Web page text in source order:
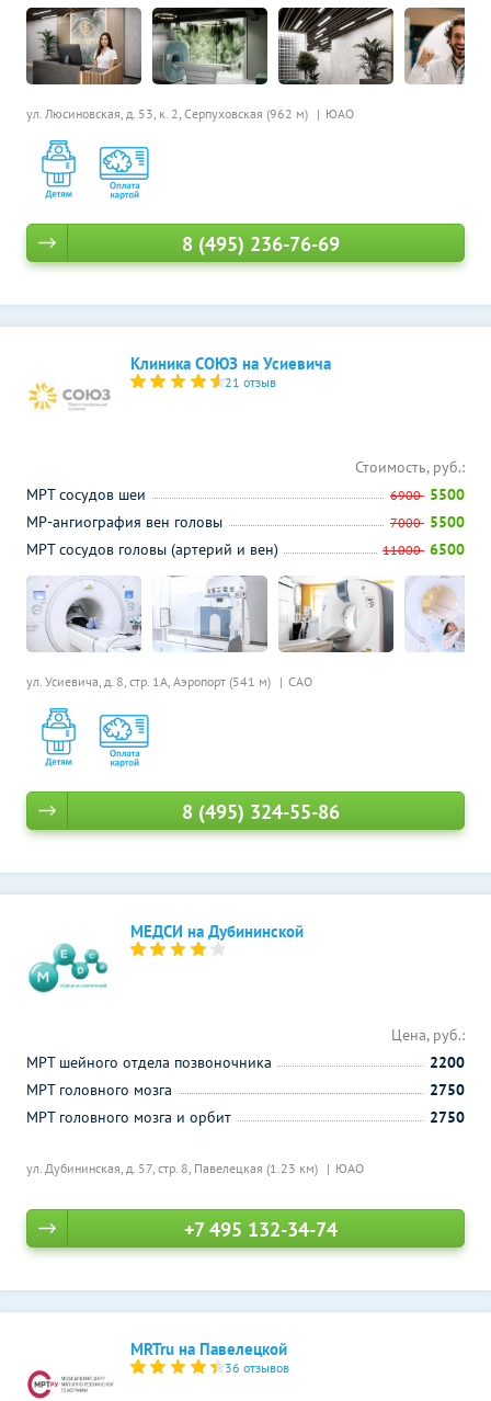
ул. Люсиновская, д. 53, к. 2, Серпуховская (962 м) ЮАО
8 (495) 236-76-69
Клиника СОЮЗ на Усиевича
21 отзыв
ул. Усиевича, д. 8, стр. 1А, Аэропорт (541 м) САО
Стоимость, руб.:
МРТ сосудов шеи
6900 5500
МР-ангиография вен головы
7000 5500
МРТ сосудов головы (артерий и вен)
11000 6500
8 (495) 324-55-86
МЕДСИ на Дубининской
ул. Дубининская, д. 57, стр. 8, Павелецкая (1.23 км) ЮАО
Цена, руб.:
МРТ шейного отдела позвоночника
2200
МРТ головного мозга
2750
МРТ головного мозга и орбит
2750
+7 495 132-34-74
MRTru на Павелецкой
36 отзывов